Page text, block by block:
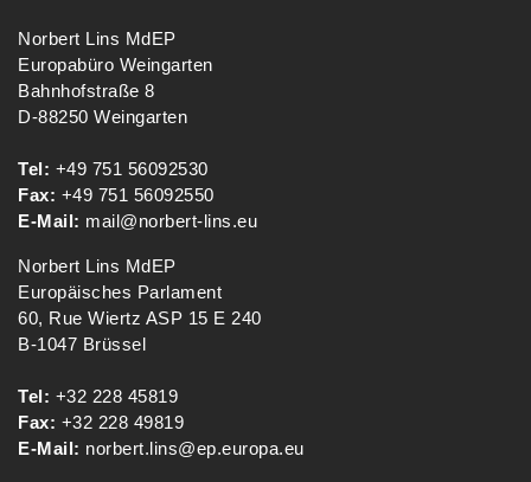
Norbert Lins MdEP
Europabüro Weingarten
Bahnhofstraße 8
D-88250 Weingarten
Tel: +49 751 56092530
Fax: +49 751 56092550
E-Mail: mail@norbert-lins.eu
Norbert Lins MdEP
Europäisches Parlament
60, Rue Wiertz ASP 15 E 240
B-1047 Brüssel
Tel: +32 228 45819
Fax: +32 228 49819
E-Mail: norbert.lins@ep.europa.eu